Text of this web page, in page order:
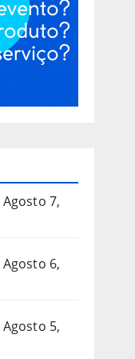
Agosto 7,
Agosto 6,
Agosto 5,